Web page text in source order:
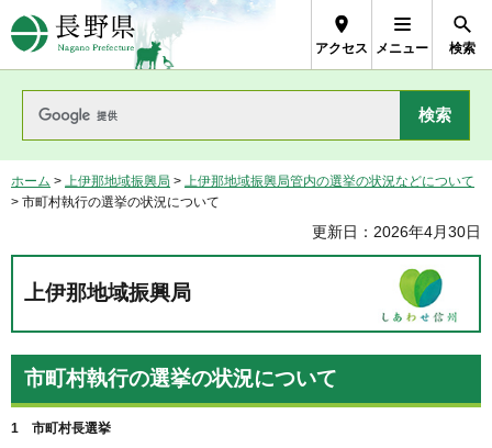
長野県Nagano Prefecture
アクセス メニュー 検索
ホーム > 上伊那地域振興局 > 上伊那地域振興局管内の選挙の状況などについて
> 市町村執行の選挙の状況について
更新日：2026年4月30日
上伊那地域振興局
市町村執行の選挙の状況について
1 市町村長選挙